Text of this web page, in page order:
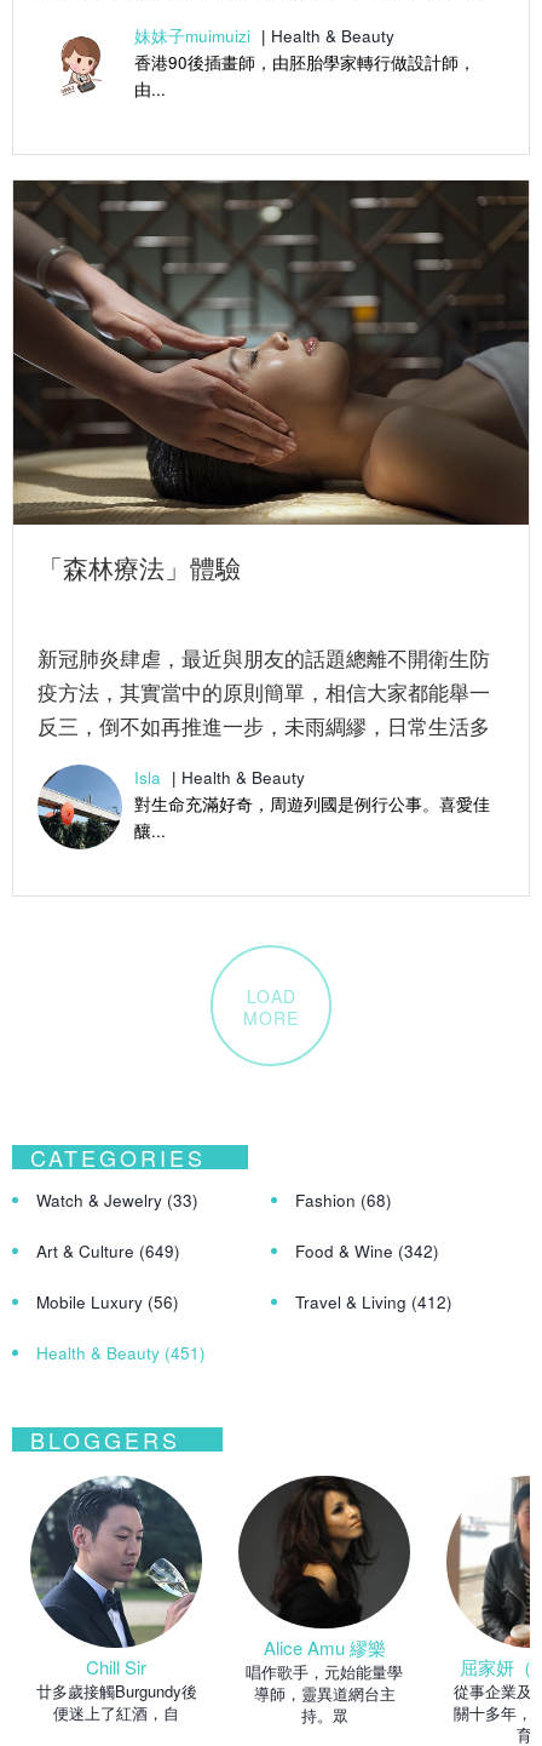
妹妹子muimuizi | Health & Beauty
香港90後插畫師，由胚胎學家轉行做設計師，
由...
「森林療法」體驗
新冠肺炎肆虐，最近與朋友的話題總離不開衛生防
疫方法，其實當中的原則簡單，相信大家都能舉一
反三，倒不如再推進一步，未雨綢繆，日常生活多
注重健康養生，養成強健體魄，...
Isla | Health & Beauty
對生命充滿好奇，周遊列國是例行公事。喜愛佳
釀...
LOAD
MORE
CATEGORIES
Watch & Jewelry(33) Fashion (68)
Art & Culture (649) Food & Wine (342)
Mobile Luxury(56) Travel & Living (412)
Health & Beauty(451)
BLOGGERS
Chill Sir
廿多歲接觸Burgundy後
便迷上了紅酒，自
Alice Amu 繆樂
唱作歌手，元始能量學
導師，靈異道網台主
持。眾
屈家妍（
從事企業及
關十多年，
育